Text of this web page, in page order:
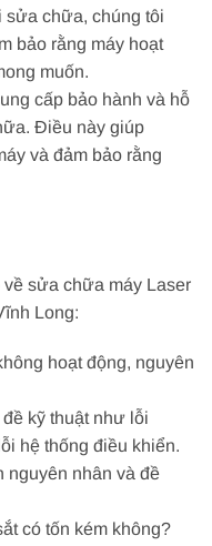
sửa chữa, chúng tôi
bảo rằng máy hoạt
muốn.
cấp bảo hành và hỗ
Điều này giúp
và đảm bảo rằng
sửa chữa máy Laser
Long:
hoạt động, nguyên
kỹ thuật như lỗi
hệ thống điều khiển.
nguyên nhân và đề
có tốn kém không?